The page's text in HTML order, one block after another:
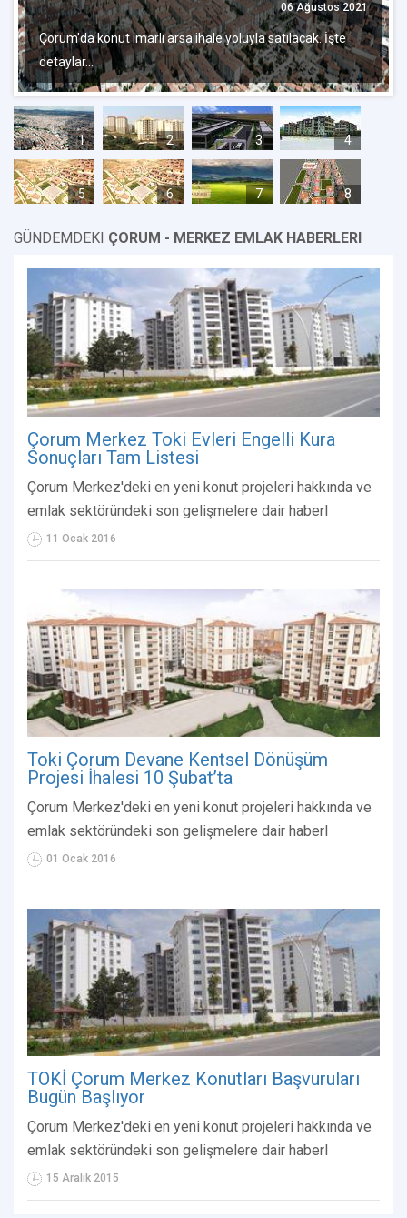
06 Ağustos 2021
Çorum'da konut imarlı arsa ihale yoluyla satılacak. İşte
detaylar…
1 2 3 4
5 6 7 8
GÜNDEMDEKI ÇORUM - MERKEZ EMLAK HABERLERI
Çorum Merkez Toki Evleri Engelli Kura
Sonuçları Tam Listesi
Çorum Merkez'deki en yeni konut projeleri hakkında ve
emlak sektöründeki son gelişmelere dair haberl
11 Ocak 2016
Toki Çorum Devane Kentsel Dönüşüm
Projesi İhalesi 10 Şubat’ta
Çorum Merkez'deki en yeni konut projeleri hakkında ve
emlak sektöründeki son gelişmelere dair haberl
01 Ocak 2016
TOKİ Çorum Merkez Konutları Başvuruları
Bugün Başlıyor
Çorum Merkez'deki en yeni konut projeleri hakkında ve
emlak sektöründeki son gelişmelere dair haberl
15 Aralık 2015